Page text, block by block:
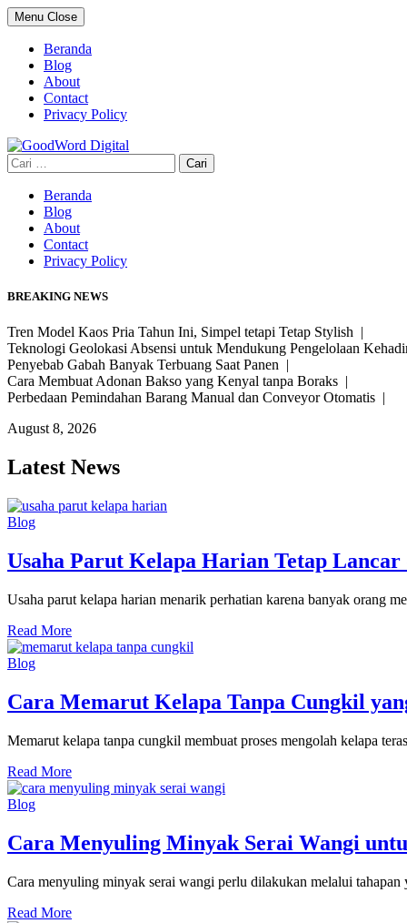
Skip
to
content
Menu Close
Beranda
Blog
About
Contact
Privacy Policy
Cari
untuk:
Beranda
Blog
About
Contact
Privacy Policy
BREAKING NEWS
Tren Model Kaos Pria Tahun Ini, Simpel tetapi Tetap Stylish |
Teknologi Geolokasi Absensi untuk Mendukung Pengelolaan
Penyebab Gabah Banyak Terbuang Saat Panen |
Cara Membuat Adonan Bakso yang Kenyal tanpa Boraks |
Perbedaan Pemindahan Barang Manual dan Conveyor Otomatis |
August 8, 2026
Latest News
Blog
Usaha Parut Kelapa Harian Tetap
Usaha parut kelapa harian menarik perhatian karena banyak orang
Read More
Blog
Cara Memarut Kelapa Tanpa Cungkil
Memarut kelapa tanpa cungkil membuat proses mengolah kelapa
Read More
Blog
Cara Menyuling Minyak Serai Wangi
Cara menyuling minyak serai wangi perlu dilakukan melalui
Read More